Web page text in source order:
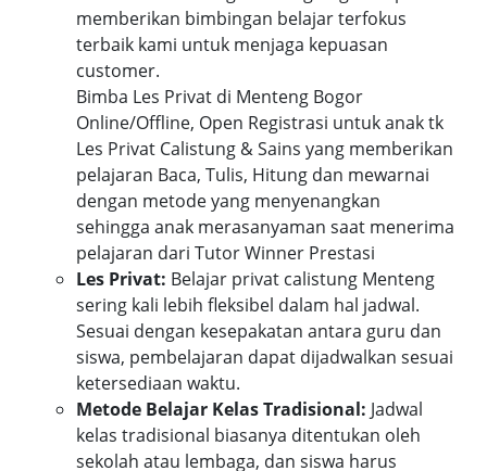
memberikan bimbingan belajar terfokus
terbaik kami untuk menjaga kepuasan
customer.
Bimba Les Privat di Menteng Bogor
Online/Offline, Open Registrasi untuk anak tk
Les Privat Calistung & Sains yang memberikan
pelajaran Baca, Tulis, Hitung dan mewarnai
dengan metode yang menyenangkan
sehingga anak merasanyaman saat menerima
pelajaran dari Tutor Winner Prestasi
Les Privat: Belajar privat calistung Menteng
sering kali lebih fleksibel dalam hal jadwal.
Sesuai dengan kesepakatan antara guru dan
siswa, pembelajaran dapat dijadwalkan sesuai
ketersediaan waktu.
Metode Belajar Kelas Tradisional: Jadwal
kelas tradisional biasanya ditentukan oleh
sekolah atau lembaga, dan siswa harus